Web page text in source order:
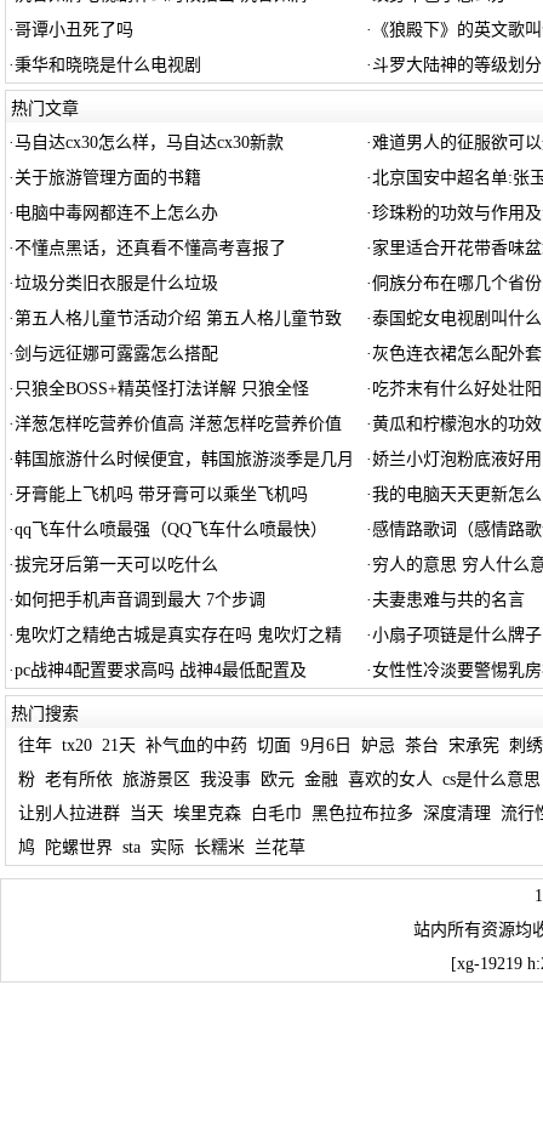
·哥谭小丑死了吗 · 《狼殿下》的英文歌
·秉华和晓晓是什么电视剧 ·斗罗大陆神的等级划
热门文章
·马自达cx30怎么样，马自达cx30新款 ·难道男人的征服欲可
· 关于旅游管理方面的书籍 ·北京国安中超名单:张
· 电脑中毒网都连不上怎么办 ·珍珠粉的功效与作用
·不懂点黑话，还真看不懂高考喜报了 · 家里适合开花带香味
·垃圾分类旧衣服是什么垃圾 ·侗族分布在哪几个省
·第五人格儿童节活动介绍 第五人格儿童节致 ·泰国蛇女电视剧叫什
·剑与远征娜可露露怎么搭配 ·灰色连衣裙怎么配外
· 只狼全BOSS+精英怪打法详解 只狼全怪 · 吃芥末有什么好处壮
·洋葱怎样吃营养价值高 洋葱怎样吃营养价值 ·黄瓜和柠檬泡水的功
·韩国旅游什么时候便宜，韩国旅游淡季是几月 ·娇兰小灯泡粉底液好
· 牙膏能上飞机吗 带牙膏可以乘坐飞机吗 ·我的电脑天天更新怎
·qq飞车什么喷最强（QQ飞车什么喷最快） ·感情路歌词（感情路
·拔完牙后第一天可以吃什么 · 穷人的意思 穷人什么
·如何把手机声音调到最大 7个步调 · 夫妻患难与共的名言
· 鬼吹灯之精绝古城是真实存在吗 鬼吹灯之精 ·小扇子项链是什么牌子
·pc战神4配置要求高吗 战神4最低配置及 ·女性性冷淡要警惕乳
热门搜索
往年 tx20 21天 补气血的中药 切面 9月6日 妒忌 茶台 宋承宪 刺绣
粉 老有所依 旅游景区 我没事 欧元 金融 喜欢的女人 cs是什么意思
让别人拉进群
当天 埃里克森 白毛巾 黑色拉布拉多 深度清理 流行
鸠
陀螺世界 sta 实际 长糯米 兰花草
站内所有资源均
[xg-19219